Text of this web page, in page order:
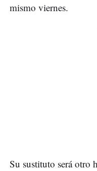
mismo viernes.
Su sustituto será otro